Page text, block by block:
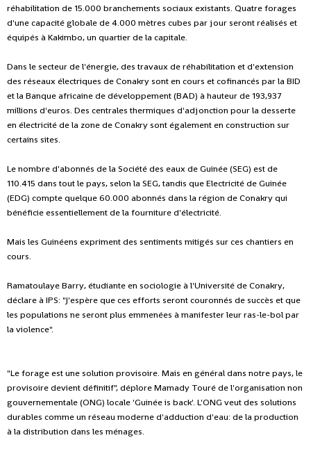
réhabilitation de 15.000 branchements sociaux existants. Quatre forages
d'une capacité globale de 4.000 mètres cubes par jour seront réalisés et
équipés à Kakimbo, un quartier de la capitale.
Dans le secteur de l'énergie, des travaux de réhabilitation et d'extension
des réseaux électriques de Conakry sont en cours et cofinancés par la BID
et la Banque africaine de développement (BAD) à hauteur de 193,937
millions d'euros. Des centrales thermiques d'adjonction pour la desserte
en électricité de la zone de Conakry sont également en construction sur
certains sites.
Le nombre d'abonnés de la Société des eaux de Guinée (SEG) est de
110.415 dans tout le pays, selon la SEG, tandis que Electricité de Guinée
(EDG) compte quelque 60.000 abonnés dans la région de Conakry qui
bénéficie essentiellement de la fourniture d'électricité.
Mais les Guinéens expriment des sentiments mitigés sur ces chantiers en
cours.
Ramatoulaye Barry, étudiante en sociologie à l'Université de Conakry,
déclare à IPS: "J'espère que ces efforts seront couronnés de succès et que
les populations ne seront plus emmenées à manifester leur ras-le-bol par
la violence".
"Le forage est une solution provisoire. Mais en général dans notre pays, le
provisoire devient définitif", déplore Mamady Touré de l'organisation non
gouvernementale (ONG) locale 'Guinée is back'. L'ONG veut des solutions
durables comme un réseau moderne d'adduction d'eau: de la production
à la distribution dans les ménages.